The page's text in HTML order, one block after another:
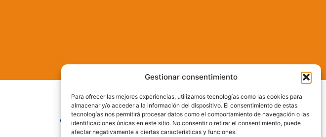
Gestionar consentimiento
Para ofrecer las mejores experiencias, utilizamos tecnologías como las cookies para
almacenar y/o acceder a la información del dispositivo. El consentimiento de estas
tecnologías nos permitirá procesar datos como el comportamiento de navegación o las
identificaciones únicas en este sitio. No consentir o retirar el consentimiento, puede
afectar negativamente a ciertas características y funciones.